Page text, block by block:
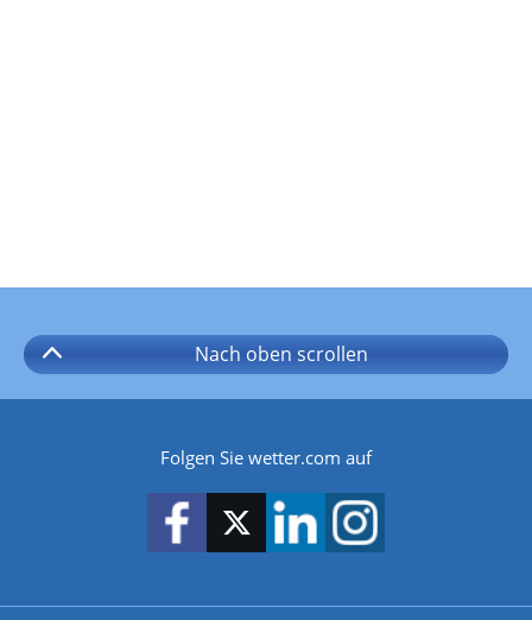
Nach oben scrollen
Folgen Sie wetter.com auf